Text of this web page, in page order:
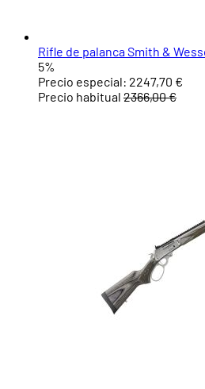
Rifle de palanca Smith &
5%
Precio especial: 2247,70 €
Precio habitual 2366,00 €